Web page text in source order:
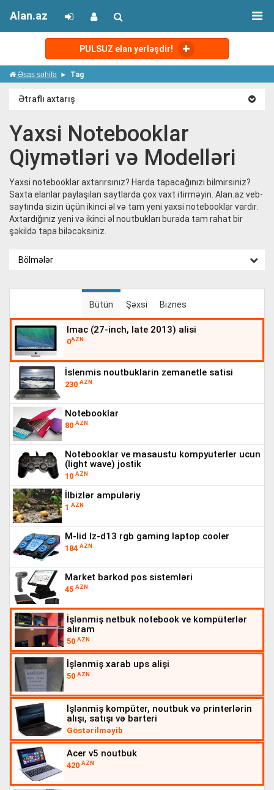
PULSUZ elan yerləşdir!
Alan.az
Əsas səhifə Tag
Ətraflı axtarış
Yaxsi Notebooklar
Qiymətləri və Modelləri
Yaxsi notebooklar axtarırsınız? Harda tapacağınızı bilmirsiniz?
Saxta elanlar paylaşılan saytlarda çox vaxt itirməyin. Alan.az veb-
saytında sizin üçün ikinci əl və tam yeni yaxsi notebooklar vardır.
Axtardığınız yeni və ikinci əl noutbukları burada tam rahat bir
şəkildə tapa biləcəksiniz.
Bölmələr
Bütün Şəxsi Biznes
imac (27-inch, late 2013) alisi
0AZN
i̇slenmis noutbuklarin zemanetle satisi
230 AZN
notebooklar
80 AZN
notebooklar ve masaustu kompyuterler ucun
(light wave) jostik
10 AZN
i̇lbizlər ampuləriy
1 AZN
m-lid lz-d13 rgb gaming laptop cooler
184 AZN
market barkod pos sistemləri
45 AZN
alıram
50 AZN
i̇şlənmiş xarab ups alişi
50 AZN
alışı, satışı və barteri
Göstərilməyib
acer v5 noutbuk
420 AZN